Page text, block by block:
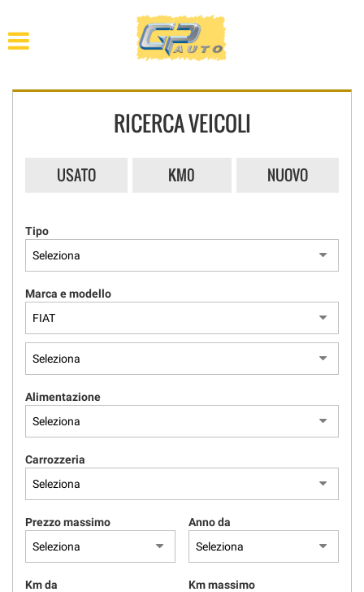
VEICOLI INDUSTRIALI
ACQUISTIAMO USATO
CONTATTI
RICERCA VEICOLI
USATO KM0 NUOVO
Tipo
Marca e modello
Alimentazione
Carrozzeria
Prezzo massimo Anno da
Km da Km massimo